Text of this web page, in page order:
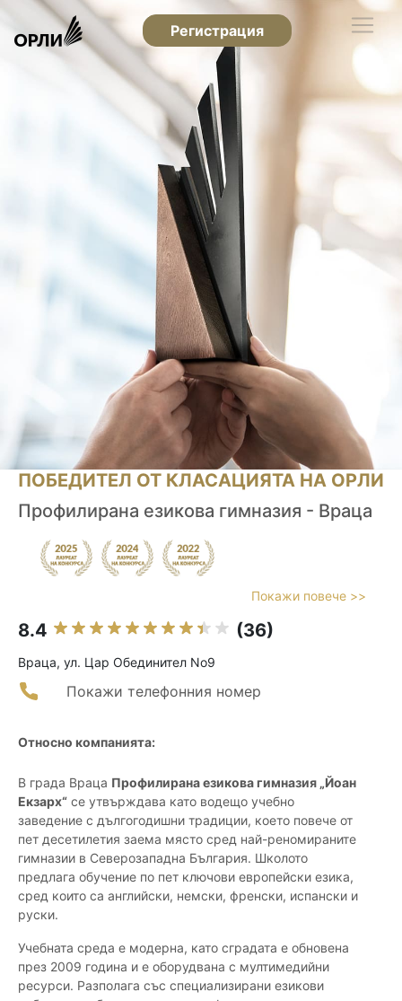
Регистрация
ПОБЕДИТЕЛ ОТ КЛАСАЦИЯТА НА ОРЛИ
Профилирана езикова гимназия - Враца
Покажи повече >>
8.4 (36)
Враца, ул. Цар Обединител No9
Покажи телефонния номер
Относно компанията:
В града Враца Профилирана езикова гимназия „Йоан
Екзарх“ се утвърждава като водещо учебно
заведение с дългогодишни традиции, което повече от
пет десетилетия заема място сред най-реномираните
гимназии в Северозападна България. Школото
предлага обучение по пет ключови европейски езика,
сред които са английски, немски, френски, испански и
руски.
Учебната среда е модерна, като сградата е обновена
през 2009 година и е оборудвана с мултимедийни
ресурси. Разполага със специализирани езикови